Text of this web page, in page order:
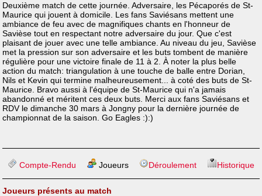
Deuxième match de cette journée. Adversaire, les Pécaporés de St-
Maurice qui jouent à domicile. Les fans Saviésans mettent une
ambiance de feu avec de magnifiques chants en l'honneur de
Savièse tout en respectant notre adversaire du jour. Que c'est
plaisant de jouer avec une telle ambiance. Au niveau du jeu, Savièse
met la pression sur son adversaire et les buts tombent de manière
régulière pour une victoire finale de 11 à 2. À noter la plus belle
action du match: triangulation à une touche de balle entre Dorian,
Nils et Kevin qui termine malheureusement... à coté des buts de St-
Maurice. Bravo aussi à l'équipe de St-Maurice qui n'a jamais
abandonné et méritent ces deux buts. Merci aux fans Saviésans et
RDV le dimanche 30 mars à Jongny pour la dernière journée de
championnat de la saison. Go Eagles :):)
Compte-Rendu Joueurs Déroulement Historique
Joueurs présents au match